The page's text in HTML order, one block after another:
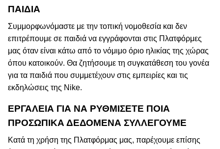
ΠΑΙΔΙΑ
Συμμορφωνόμαστε με την τοπική νομοθεσία και δεν
επιτρέπουμε σε παιδιά να εγγράφονται στις Πλατφόρμες
μας όταν είναι κάτω από το νόμιμο όριο ηλικίας της χώρας
όπου κατοικούν. Θα ζητήσουμε τη συγκατάθεση του γονέα
για τα παιδιά που συμμετέχουν στις εμπειρίες και τις
εκδηλώσεις της Nike.
ΕΡΓΑΛΕΙΑ ΓΙΑ ΝΑ ΡΥΘΜΊΣΕΤΕ ΠΟΙΑ
ΠΡΟΣΩΠΙΚΆ ΔΕΔΟΜΈΝΑ ΣΥΛΛΈΓΟΥΜΕ
Κατά τη χρήση της Πλατφόρμας μας, παρέχουμε επίσης